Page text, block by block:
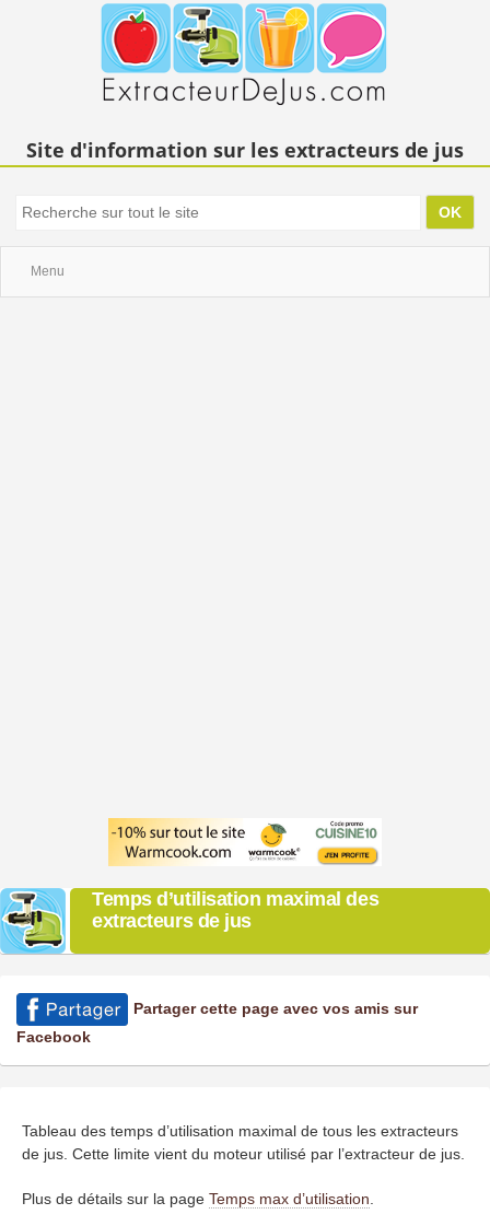
Site d'information sur les extracteurs de jus
Menu
Temps d’utilisation maximal des
extracteurs de jus
Partager cette page avec vos amis sur
Facebook
Tableau des temps d’utilisation maximal de tous les extracteurs
de jus. Cette limite vient du moteur utilisé par l’extracteur de jus.
Plus de détails sur la page Temps max d’utilisation